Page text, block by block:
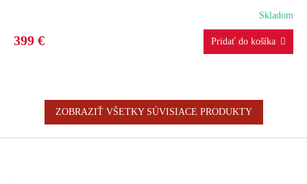
R
M
Skladom
399 €
ZOBRAZIŤ VŠETKY SÚVISIACE PRODUKTY